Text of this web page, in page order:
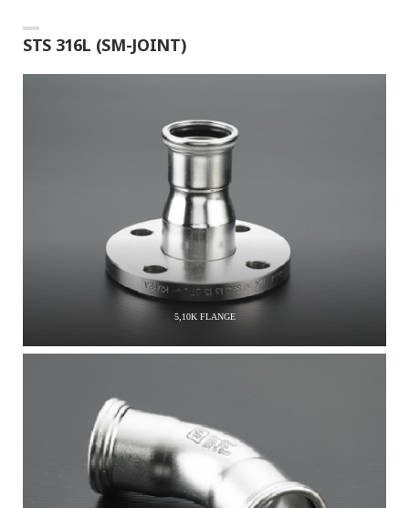
STS 316L (SM-JOINT)
5,10K FLANGE